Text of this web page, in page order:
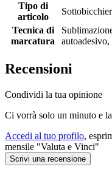
Tipo di
articolo
Tecnica di
marcatura
Recensioni
Condividi la tua opinione
Ci vorrà solo un minuto e
Accedi al tuo profilo,
mensile "Valuta e Vinci"
Scrivi una recensione